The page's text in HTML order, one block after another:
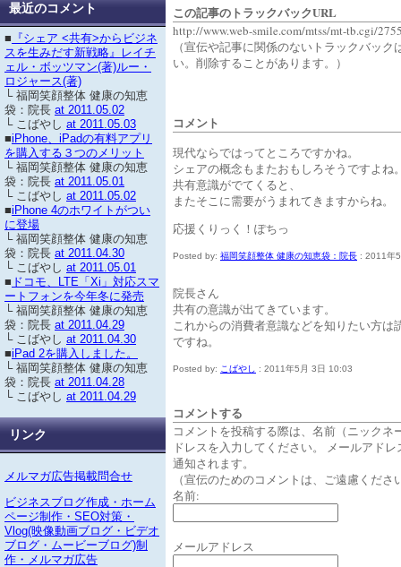
この記事のトラックバックURL
http://www.web-smile.com/mtss/mt-tb.cgi/
（宣伝や記事に関係のないトラックバック
い。削除することがあります。）
コメント
現代ならではってところですかね。
シェアの概念もまたおもしろそうですよね
共有意識がでてくると、
またそこに需要がうまれてきますからね。
応援くりっく！ぽちっ
Posted by: 福岡笑顔整体 健康の知恵袋：院長 : 2011年
院長さん
共有の意識が出てきています。
これからの消費者意識などを知りたい方は
ですね。
Posted by: こばやし : 2011年5月 3日 10:03
コメントする
コメントを投稿する際は、名前（ニックネ
ドレスを入力してください。 メールアド
通知されます。
（宣伝のためのコメントは、ご遠慮くださ
名前:
メールアドレス
最近のコメント
■ 『シェア <共有>からビジネ
スを生みだす新戦略』レイチ
ェル・ボッツマン(著)ルー・
ロジャース(著)
└ 福岡笑顔整体 健康の知恵
袋：院長 at 2011.05.02
└ こばやし at 2011.05.03
■iPhone、iPadの有料アプリ
を購入する３つのメリット
└ 福岡笑顔整体 健康の知恵
袋：院長 at 2011.05.01
└ こばやし at 2011.05.02
■iPhone 4のホワイトがつい
に登場
└ 福岡笑顔整体 健康の知恵
袋：院長 at 2011.04.30
└ こばやし at 2011.05.01
■ ドコモ、LTE「Xi」対応スマ
ートフォンを今年冬に発売
└ 福岡笑顔整体 健康の知恵
袋：院長 at 2011.04.29
└ こばやし at 2011.04.30
■iPad 2を購入しました。
└ 福岡笑顔整体 健康の知恵
袋：院長 at 2011.04.28
└ こばやし at 2011.04.29
リンク
メルマガ広告掲載問合せ
ビジネスブログ作成・ホーム
ページ制作・SEO対策・
Vlog(映像動画ブログ・ビデオ
ブログ・ムービーブログ)制
作・メルマガ広告